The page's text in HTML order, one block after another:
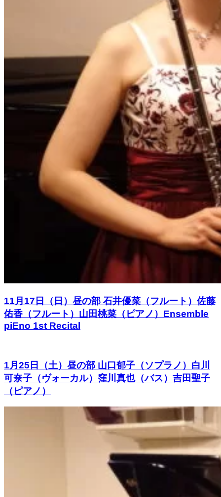
11月17日（日）昼の部 石井優菜（フルート）佐藤
佑香（フルート）山田桃菜（ピアノ）Ensemble
piEno 1st Recital
1月25日（土）昼の部 山口郁子（ソプラノ）白川
可奈子（ヴォーカル）窪川真也（バス）吉田聖子
（ピアノ）